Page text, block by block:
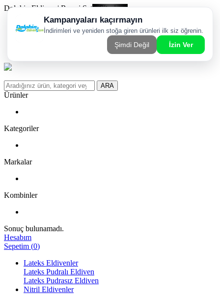
Dolphin Eldiven | Resmi Satış Sitesi
Kargom Nerede?
WhatsApp Sipariş Hattı
ARA
Ürünler
Kategoriler
Markalar
Kombinler
Sonuç bulunamadı.
Hesabım
Sepetim (0)
Lateks Eldivenler
Lateks Pudralı Eldiven
Lateks Pudrasız Eldiven
Nitril Eldivenler